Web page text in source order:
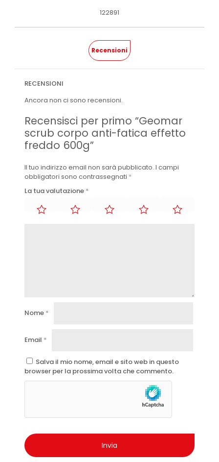
122891
Recensioni
RECENSIONI
Ancora non ci sono recensioni.
Recensisci per primo “Geomar
scrub corpo anti-fatica effetto
freddo 600g”
Il tuo indirizzo email non sarà pubblicato. I campi
obbligatori sono contrassegnati *
La tua valutazione *
Nome *
Email *
Salva il mio nome, email e sito web in questo
browser per la prossima volta che commento.